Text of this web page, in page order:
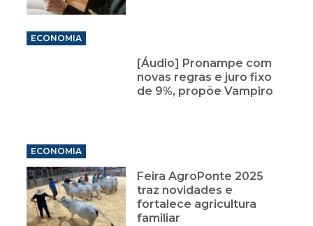
ECONOMIA
[Áudio] Pronampe com
novas regras e juro fixo
de 9%, propõe Vampiro
ECONOMIA
Feira AgroPonte 2025
traz novidades e
fortalece agricultura
familiar